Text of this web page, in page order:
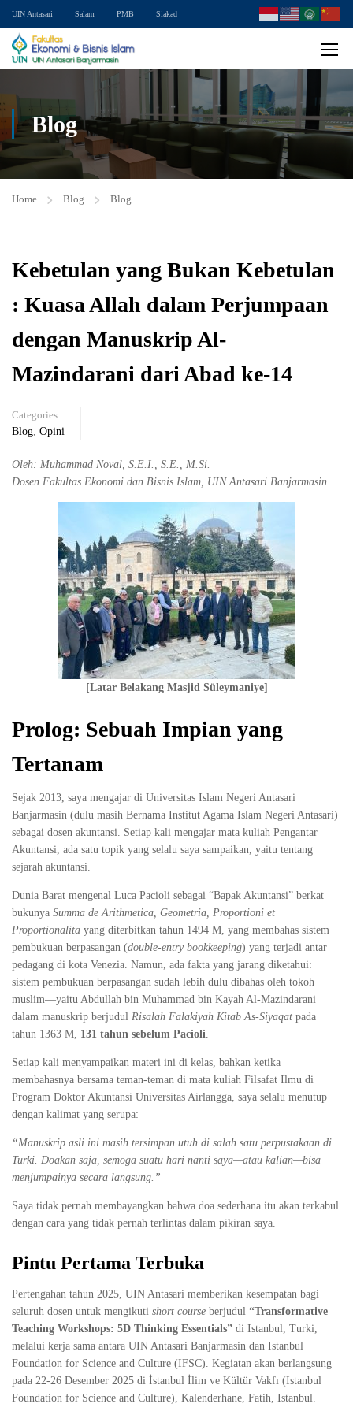
UIN Antasari Salam PMB Siakad
Blog
Home Blog Blog
Kebetulan yang Bukan Kebetulan
: Kuasa Allah dalam Perjumpaan
dengan Manuskrip Al-
Mazindarani dari Abad ke-14
Categories
Blog, Opini
Oleh: Muhammad Noval, S.E.I., S.E., M.Si.
Dosen Fakultas Ekonomi dan Bisnis Islam, UIN Antasari Banjarmasin
[Latar Belakang Masjid Süleymaniye]
Prolog: Sebuah Impian yang
Tertanam
Sejak 2013, saya mengajar di Universitas Islam Negeri Antasari
Banjarmasin (dulu masih Bernama Institut Agama Islam Negeri Antasari)
sebagai dosen akuntansi. Setiap kali mengajar mata kuliah Pengantar
Akuntansi, ada satu topik yang selalu saya sampaikan, yaitu tentang
sejarah akuntansi.
Dunia Barat mengenal Luca Pacioli sebagai “Bapak Akuntansi” berkat
bukunya Summa de Arithmetica, Geometria, Proportioni et
Proportionalita yang diterbitkan tahun 1494 M, yang membahas sistem
pembukuan berpasangan (double-entry bookkeeping) yang terjadi antar
pedagang di kota Venezia. Namun, ada fakta yang jarang diketahui:
sistem pembukuan berpasangan sudah lebih dulu dibahas oleh tokoh
muslim—yaitu Abdullah bin Muhammad bin Kayah Al-Mazindarani
dalam manuskrip berjudul Risalah Falakiyah Kitab As-Siyaqat pada
tahun 1363 M, 131 tahun sebelum Pacioli.
Setiap kali menyampaikan materi ini di kelas, bahkan ketika
membahasnya bersama teman-teman di mata kuliah Filsafat Ilmu di
Program Doktor Akuntansi Universitas Airlangga, saya selalu menutup
dengan kalimat yang serupa:
“Manuskrip asli ini masih tersimpan utuh di salah satu perpustakaan di
Turki. Doakan saja, semoga suatu hari nanti saya—atau kalian—bisa
menjumpainya secara langsung.”
Saya tidak pernah membayangkan bahwa doa sederhana itu akan terkabul
dengan cara yang tidak pernah terlintas dalam pikiran saya.
Pintu Pertama Terbuka
Pertengahan tahun 2025, UIN Antasari memberikan kesempatan bagi
seluruh dosen untuk mengikuti short course berjudul “Transformative
Teaching Workshops: 5D Thinking Essentials” di Istanbul, Turki,
melalui kerja sama antara UIN Antasari Banjarmasin dan Istanbul
Foundation for Science and Culture (IFSC). Kegiatan akan berlangsung
pada 22-26 Desember 2025 di İstanbul İlim ve Kültür Vakfı (Istanbul
Foundation for Science and Culture), Kalenderhane, Fatih, Istanbul.